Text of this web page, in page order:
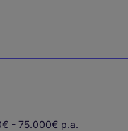
- 75.000€ p.a.